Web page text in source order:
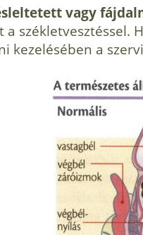
vagy
székletvesztéssel.
keze­lésében a